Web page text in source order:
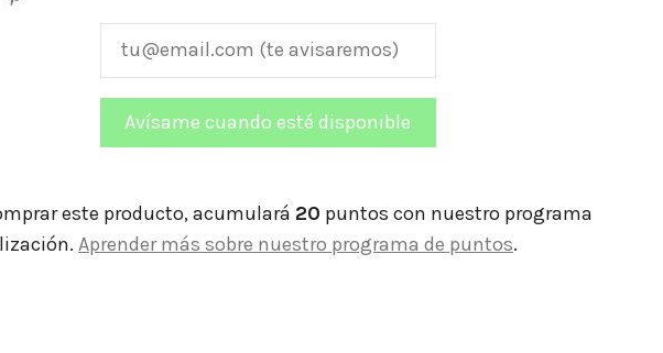
este producto, acumulará 20 puntos con nuestro programa
Aprender más sobre nuestro programa de puntos.